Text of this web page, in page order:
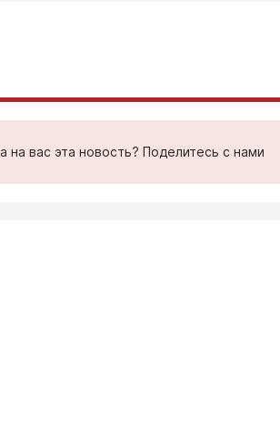
на вас эта новость? Поделитесь с нами